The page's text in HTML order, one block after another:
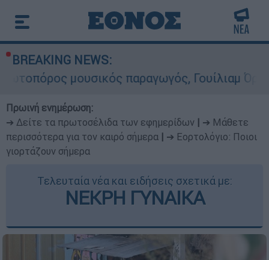
BREAKING NEWS:
παραγωγός, Γουίλιαμ Όρμπιτ - Η
Πρωινή ενημέρωση:
➔ Δείτε τα πρωτοσέλιδα των εφημερίδων
➔ Μάθετε
περισσότερα για τον καιρό σήμερα
➔ Εορτολόγιο: Ποιοι
γιορτάζουν σήμερα
Τελευταία νέα και ειδήσεις σχετικά με:
ΝΕΚΡΗ ΓΥΝΑΙΚΑ